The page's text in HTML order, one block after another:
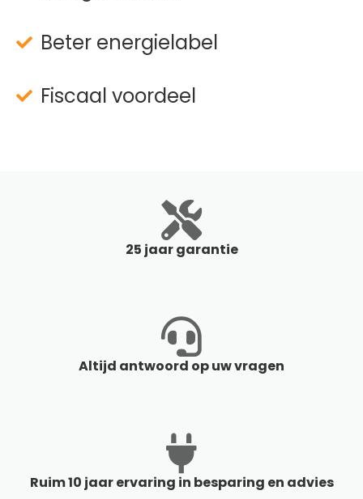
Beter energielabel
Fiscaal voordeel
25 jaar garantie
Altijd antwoord op uw vragen
Ruim 10 jaar ervaring in besparing en advies